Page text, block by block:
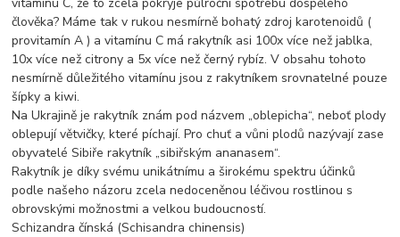
člověka? Máme tak v rukou nesmírně bohatý zdroj karotenoidů (
provitamín A ) a vitamínu C má rakytník asi 100x více než jablka,
10x více než citrony a 5x více než černý rybíz. V obsahu tohoto
nesmírně důležitého vitamínu jsou z rakytníkem srovnatelné pouze
šípky a kiwi.
Na Ukrajině je rakytník znám pod názvem „oblepicha“, neboť plody
oblepují větvičky, které píchají. Pro chuť a vůni plodů nazývají zase
obyvatelé Sibiře rakytník „sibiřským ananasem“.
Rakytník je díky svému unikátnímu a širokému spektru účinků
podle našeho názoru zcela nedoceněnou léčivou rostlinou s
obrovskými možnostmi a velkou budoucností.
Schizandra čínská (Schisandra chinensis)